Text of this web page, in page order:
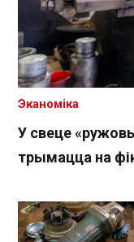
У свеце
трымацца на
Эканоміка